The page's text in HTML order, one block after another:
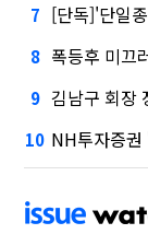
7 [단독]'단일종목
8 폭등후 미끄
9 김남구 회장
10 NH투자증권 "